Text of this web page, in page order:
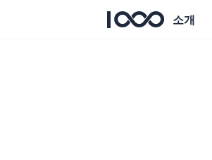
소개